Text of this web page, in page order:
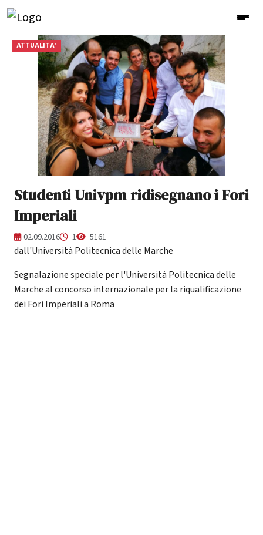
ATTUALITA'
Studenti Univpm ridisegnano i Fori
Imperiali
02.09.2016 1 5161
dall'Università Politecnica delle Marche
Segnalazione speciale per l'Università Politecnica delle
Marche al concorso internazionale per la riqualificazione
dei Fori Imperiali a Roma